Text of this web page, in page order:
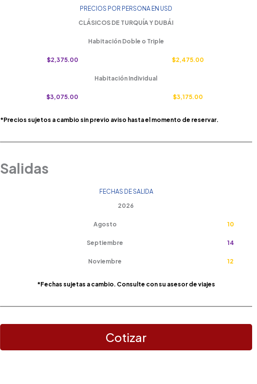
PRECIOS POR PERSONA EN USD
CLÁSICOS DE TURQUÍA Y DUBÁI
Habitación Doble o Triple
$2,375.00 $2,475.00
Habitación Individual
$3,075.00 $3,175.00
*Precios sujetos a cambio sin previo aviso hasta el momento de reservar.
Salidas
FECHAS DE SALIDA
2026
Agosto 10
Septiembre 14
Noviembre 12
*Fechas sujetas a cambio. Consulte con su asesor de viajes
Cotizar